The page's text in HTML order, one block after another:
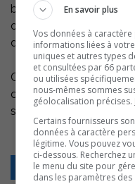
bistrot, une pâtisserie-
offrira des produits au
dépannage, des mets
Ce projet est né
confirmée lors de
septembre dernier, qui
Retour
En savoir plus
Vos données à
informations liées à
uniques et autres types
et consultées par 66
ou utilisées
nous-mêmes sommes
géolocalisation précises.
Certains fournisseurs
données à caractère
légitime. Vous pouvez
ci-dessous. Recherchez
le menu du site pour
dans les paramètres